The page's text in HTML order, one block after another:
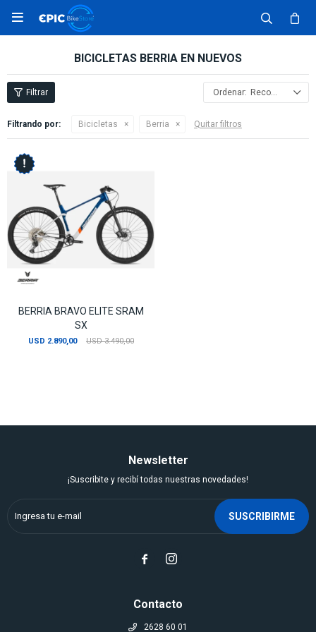

BICICLETAS BERRIA EN NUEVOS
Recomendados
Filtrando por: Bicicletas Berria Quitar filtros
BERRIA BRAVO ELITE SRAM
SX
USD 2.890,00 USD 3.490,00
Contacto
2628 60 01
Newsletter
¡Suscribite y recibí todas nuestras novedades!
SUSCRIBIRME
 